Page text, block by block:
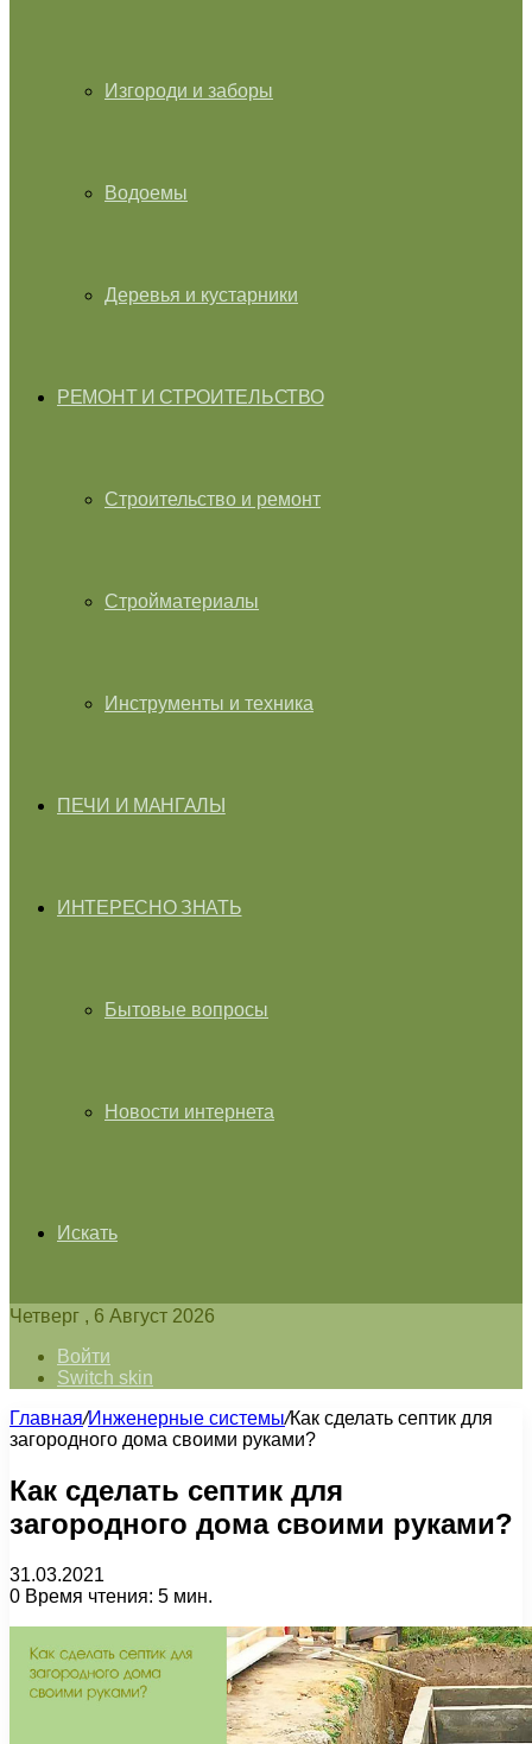
Изгороди и заборы
Водоемы
Деревья и кустарники
РЕМОНТ И СТРОИТЕЛЬСТВО
Строительство и ремонт
Стройматериалы
Инструменты и техника
ПЕЧИ И МАНГАЛЫ
ИНТЕРЕСНО ЗНАТЬ
Бытовые вопросы
Новости интернета
Искать
Четверг , 6 Август 2026
Войти
Switch skin
Главная/Инженерные системы/Как сделать септик для
загородного дома своими руками?
Как сделать септик для
загородного дома своими руками?
31.03.2021
0 Время чтения: 5 мин.